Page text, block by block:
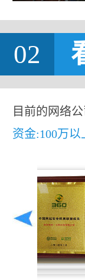
02
目前的网络
资金:100万以